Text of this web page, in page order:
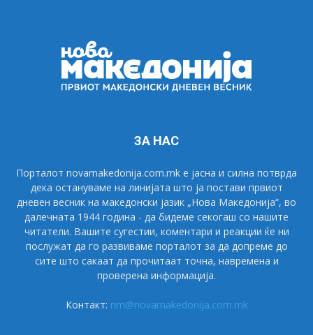
ЗА НАС
Порталот novamakedonija.com.mk е јасна и силна потврда
дека остануваме на линијата што ја постави првиот
дневен весник на македонски јазик „Нова Македонија“, во
далечната 1944 година - да бидеме секогаш со нашите
читатели. Вашите сугестии, коментари и реакции ќе ни
послужат да го развиваме порталот за да допреме до
сите што сакаат да прочитаат точна, навремена и
проверена информација.
Контакт: nm@novamakedonija.com.mk